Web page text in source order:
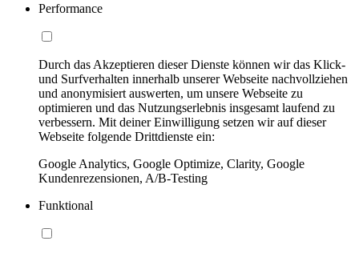
Performance
Durch das Akzeptieren dieser Dienste können wir das Klick-
und Surfverhalten innerhalb unserer Webseite nachvollziehen
und anonymisiert auswerten, um unsere Webseite zu
optimieren und das Nutzungserlebnis insgesamt laufend zu
verbessern. Mit deiner Einwilligung setzen wir auf dieser
Webseite folgende Drittdienste ein:
Google Analytics, Google Optimize, Clarity, Google
Kundenrezensionen, A/B-Testing
Funktional